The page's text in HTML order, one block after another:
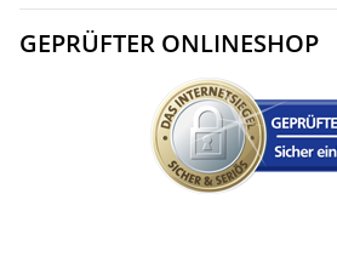
GEPRÜFTER ONLINESHOP